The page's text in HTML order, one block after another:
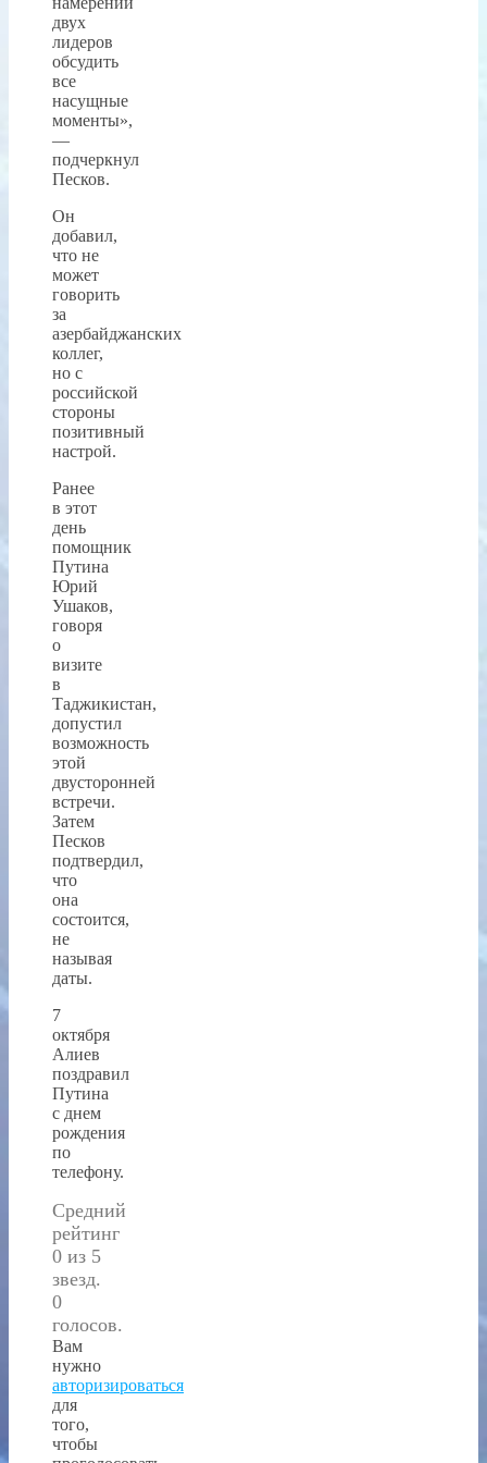
двух
лидеров
обсудить
все
насущные
моменты»,
—
подчеркнул
Песков.
Он
добавил,
что не
может
говорить
за
азербайджанских
коллег,
но с
российской
стороны
позитивный
настрой.
Ранее
в этот
день
помощник
Путина
Юрий
Ушаков,
говоря
о
визите
в
Таджикистан,
допустил
возможность
этой
двусторонней
встречи.
Затем
Песков
подтвердил,
что
она
состоится,
не
называя
даты.
7
октября
Алиев
поздравил
Путина
с днем
рождения
по
телефону.
Средний
рейтинг
0 из 5
звезд.
0
голосов.
Вам
нужно
авторизироваться
для
того,
чтобы